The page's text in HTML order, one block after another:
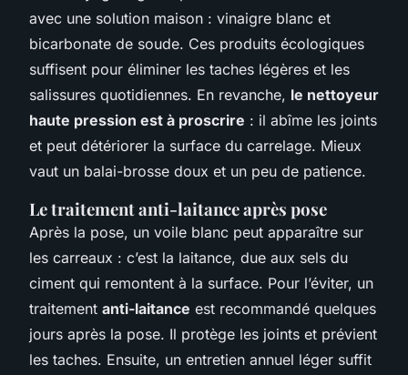
avec une solution maison : vinaigre blanc et
bicarbonate de soude. Ces produits écologiques
suffisent pour éliminer les taches légères et les
salissures quotidiennes. En revanche, le nettoyeur
haute pression est à proscrire : il abîme les joints
et peut détériorer la surface du carrelage. Mieux
vaut un balai-brosse doux et un peu de patience.
Le traitement anti-laitance après pose
Après la pose, un voile blanc peut apparaître sur
les carreaux : c’est la laitance, due aux sels du
ciment qui remontent à la surface. Pour l’éviter, un
traitement anti-laitance est recommandé quelques
jours après la pose. Il protège les joints et prévient
les taches. Ensuite, un entretien annuel léger suffit